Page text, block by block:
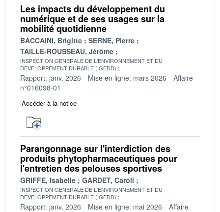
Les impacts du développement du
numérique et de ses usages sur la
mobilité quotidienne
BACCAINI, Brigitte
SERNE, Pierre
TAILLE-ROUSSEAU, Jérôme
INSPECTION GENERALE DE L'ENVIRONNEMENT ET DU
DEVELOPPEMENT DURABLE (IGEDD)
Rapport: janv. 2026 Mise en ligne: mars 2026
Affaire
n°016098-01
Accéder à la notice
Parangonnage sur l'interdiction des
produits phytopharmaceutiques pour
l'entretien des pelouses sportives
GRIFFE, Isabelle GARDET, Caroll
INSPECTION GENERALE DE L'ENVIRONNEMENT ET DU
DEVELOPPEMENT DURABLE (IGEDD)
Rapport: janv. 2026 Mise en ligne: mai 2026
Affaire